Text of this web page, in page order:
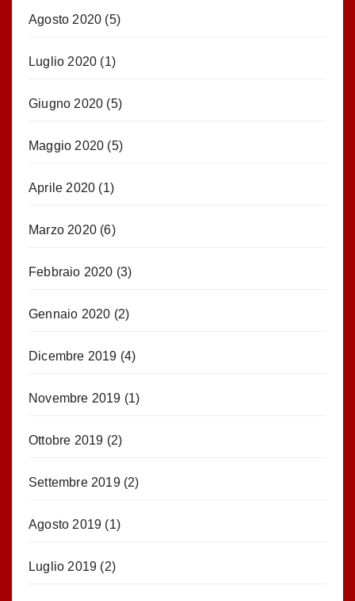
Agosto 2020 (5)
Luglio 2020 (1)
Giugno 2020 (5)
Maggio 2020 (5)
Aprile 2020 (1)
Marzo 2020 (6)
Febbraio 2020 (3)
Gennaio 2020 (2)
Dicembre 2019 (4)
Novembre 2019 (1)
Ottobre 2019 (2)
Settembre 2019(2)
Agosto 2019 (1)
Luglio 2019 (2)